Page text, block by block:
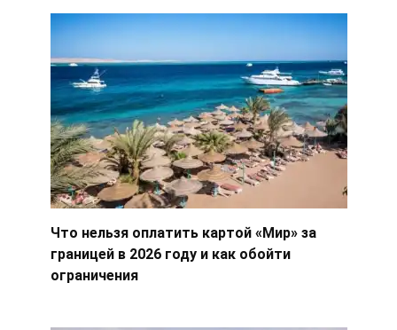
Что нельзя оплатить картой «Мир» за
границей в 2026 году и как обойти
ограничения